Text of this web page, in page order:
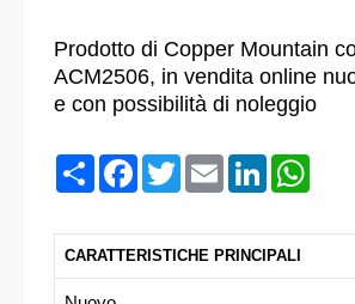
Prodotto di Copper Mountain
ACM2506, in vendita online
e con possibilità di noleggio
CondividiFacebook
TwitterEmail LinkedIn
CARATTERISTICHE PRINCIPALI